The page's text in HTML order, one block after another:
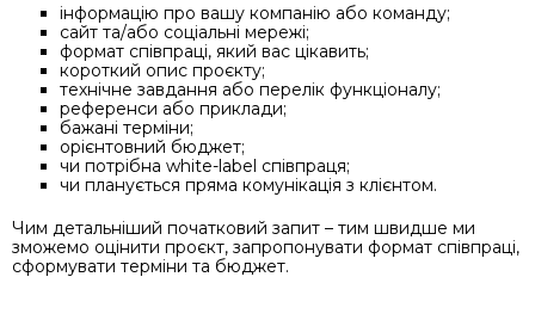
інформацію про вашу компанію або команду;
сайт та/або соціальні мережі;
формат співпраці, який вас цікавить;
короткий опис проєкту;
технічне завдання або перелік функціоналу;
референси або приклади;
бажані терміни;
орієнтовний бюджет;
чи потрібна white-label співпраця;
чи планується пряма комунікація з клієнтом.
Чим детальніший початковий запит – тим швидше ми
зможемо оцінити проєкт, запропонувати формат співпраці,
сформувати терміни та бюджет.